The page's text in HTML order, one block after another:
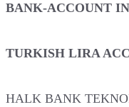
BANK-ACCOUNT
TURKISH LIRA
HALK BANK